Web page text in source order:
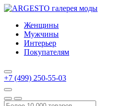
Женщины
Мужчины
Интерьер
Покупателям
+7 (499) 250-55-03